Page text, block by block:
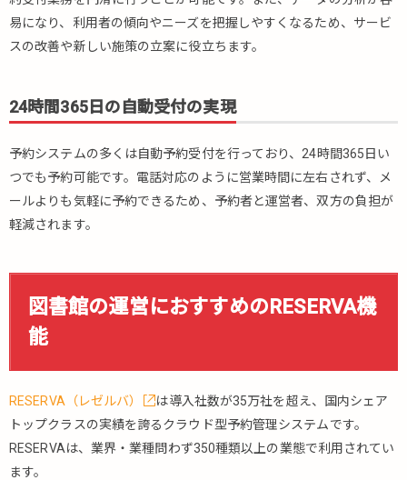
日の
自動
受付
3.
図書
におすす
めの
機能
機能
3.2.
3.3.
予約
ンケ
易になり、利用者の傾向やニーズを把握しやすくなるため、サービ
スの改善や新しい施策の立案に役立ちます。
24時間365日の自動受付の実現
予約システムの多くは自動予約受付を行っており、24時間365日い
つでも予約可能です。電話対応のように営業時間に左右されず、メ
ールよりも気軽に予約できるため、予約者と運営者、双方の負担が
軽減されます。
図書館の運営におすすめのRESERVA機
能
RESERVA（レゼルバ）
は導入社数が35万社を超え、国内シェア
トップクラスの実績を誇るクラウド型予約管理システムです。
RESERVAは、業界・業種問わず350種類以上の業態で利用されてい
ます。